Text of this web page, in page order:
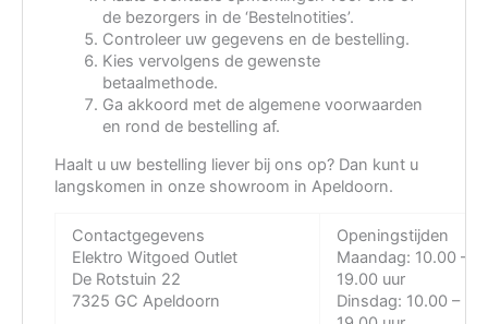
de bezorgers in de ‘Bestelnotities’.
Controleer uw gegevens en de bestelling.
Kies vervolgens de gewenste
betaalmethode.
Ga akkoord met de algemene voorwaarden
en rond de bestelling af.
Haalt u uw bestelling liever bij ons op? Dan kunt u
langskomen in onze showroom in Apeldoorn.
Contactgegevens
Elektro Witgoed Outlet
De Rotstuin 22
7325 GC Apeldoorn
Openingstijden
Maandag: 10.00 –
19.00 uur
Dinsdag: 10.00 –